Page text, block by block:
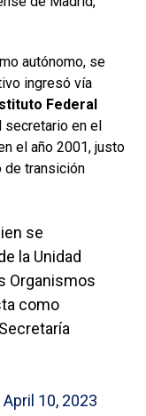
autónomo, se
ingresó vía
Federal
secretario en el
el año 2001, justo
de transición
se
la Unidad
Organismos
como
April 10, 2023